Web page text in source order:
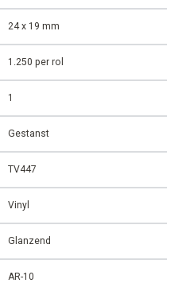
24 x 19 mm
1.250 per rol
1
Gestanst
TV447
Vinyl
Glanzend
AR-10